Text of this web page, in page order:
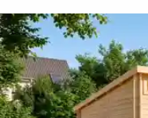
Bildergalerie überspringen